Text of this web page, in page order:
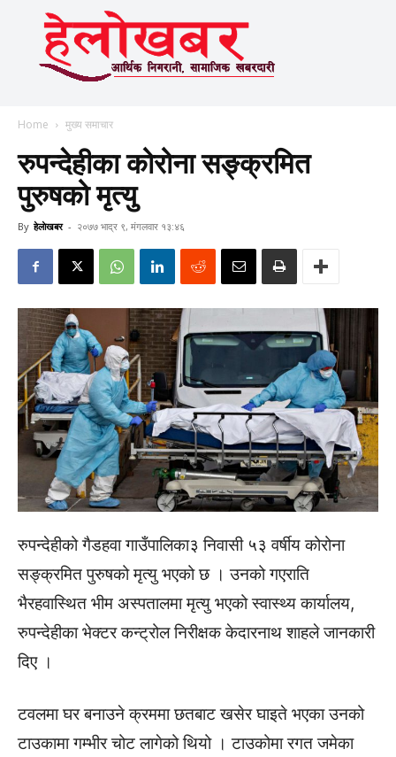
Home मुख्य समाचार
रुपन्देहीका कोरोना सङ्क्रमित
पुरुषको मृत्यु
By हेलाेखबर - २०७७ भाद्र ९, मंगलवार १३:४६
रुपन्देहीको गैडहवा गाउँपालिका­३ निवासी ५३ वर्षीय कोरोना
सङ्क्रमित पुरुषको मृत्यु भएको छ । उनको गएराति
भैरहवास्थित भीम अस्पतालमा मृत्यु भएको स्वास्थ्य कार्यालय,
रुपन्देहीका भेक्टर कन्ट्रोल निरीक्षक केदारनाथ शाहले जानकारी
दिए ।
टवलमा घर बनाउने क्रममा छतबाट खसेर घाइते भएका उनको
टाउकामा गम्भीर चोट लागेको थियो । टाउकोमा रगत जमेका